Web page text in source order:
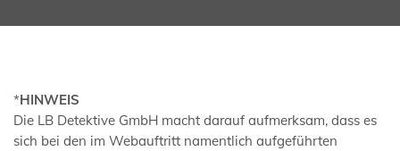
*HINWEIS
Die LB Detektive GmbH macht darauf aufmerksam, dass es
sich bei den im Webauftritt namentlich aufgeführten